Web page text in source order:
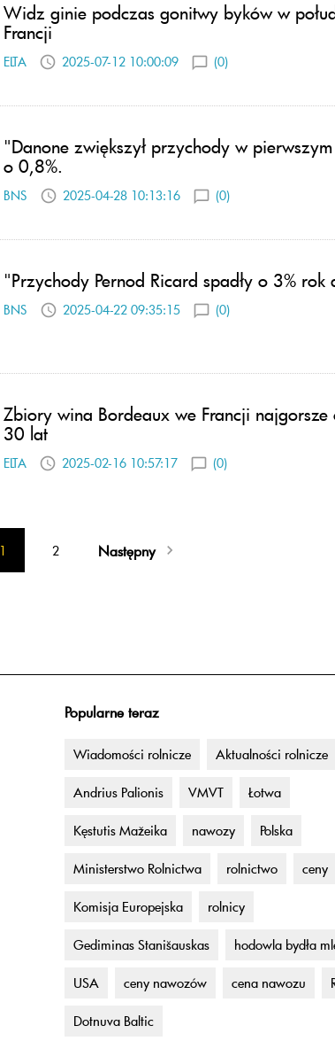
Widz ginie podczas gonitwy byków w
Francji
ELTA 2025-07-12 10:00:09 (0)
"Danone zwiększył przychody w
o 0,8%.
BNS 2025-04-28 10:13:16 (0)
"Przychody Pernod Ricard spadły o 3% rok
BNS 2025-04-22 09:35:15 (0)
Zbiory wina Bordeaux we Francji najgorsze
30 lat
ELTA 2025-02-16 10:57:17 (0)
1 2 Następny
Popularne teraz
Wiadomości rolnicze Aktualności rolnicze
Andrius Palionis VMVT Łotwa
Kęstutis Mažeika nawozy Polska
Ministerstwo Rolnictwa rolnictwo ceny
Komisja Europejska rolnicy
Gediminas Stanišauskas hodowla bydła
USA ceny nawozów cena nawozu
Dotnuva Baltic